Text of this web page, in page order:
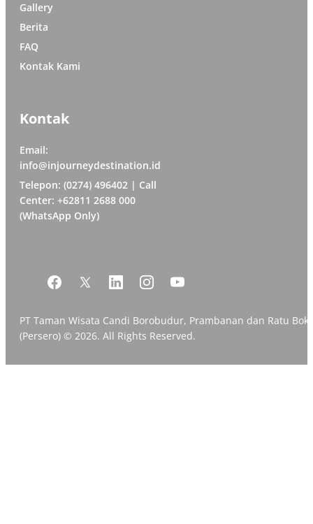
Gallery
Berita
FAQ
Kontak Kami
Kontak
Email:
info@injourneydestination.id
Telepon: (0274) 496402 | Call
Center: +62811 2688 000
(WhatsApp Only)
PT Taman Wisata Candi Borobudur, Prambanan dan Ratu
(Persero) © 2026. All Rights Reserved.